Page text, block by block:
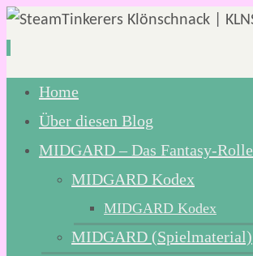
Zum
Inhalt
springen
Home
Über diesen Blog
MIDGARD – Das Fantasy-
MIDGARD Kodex
MIDGARD Kodex
MIDGARD (Spielmaterial)